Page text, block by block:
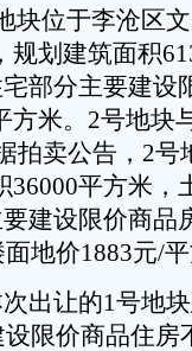
位于李沧区文
规划建筑面积
部分主要建设
方米。2号地块
拍卖公告，2号
36000平方米，
建设限价商品
地价1883元/
让的1号地块
限价商品住房